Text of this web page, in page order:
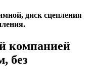
диск сцепления
компанией
без